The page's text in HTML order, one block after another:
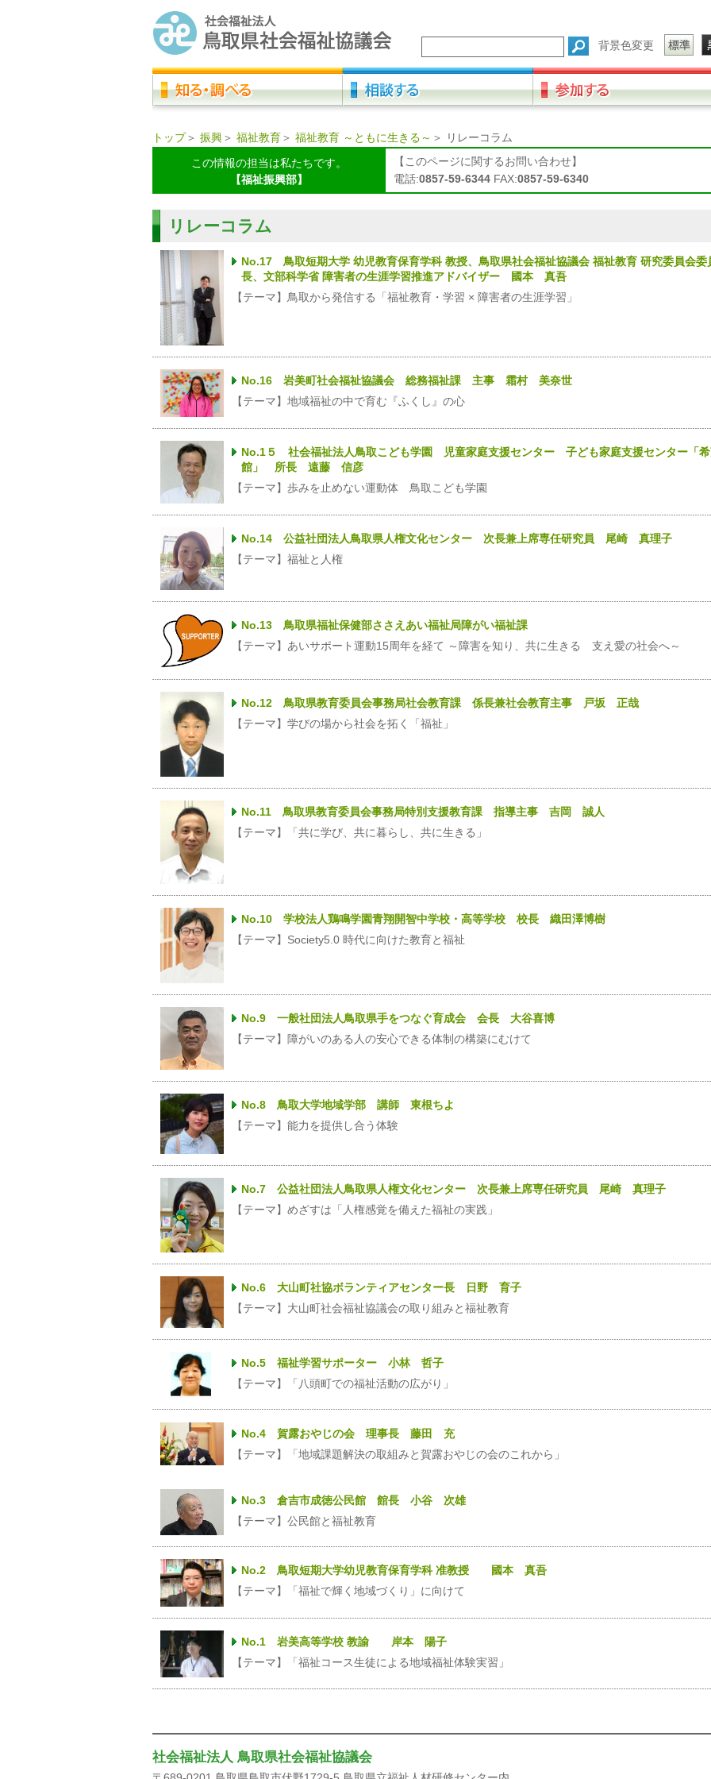
背景色変更
トップ＞ 振興＞ 福祉教育＞ 福祉教育 ～ともに生きる～ ＞
リレーコラム
この情報の担当は私たちです。
【福祉振興部】
【このページに関するお問い合わせ】
電話:0857-59-6344 FAX:0857-59-6340
リレーコラム
No.17 鳥取短期大学 幼児教育保育学科 教授、鳥取県社会福祉協議会 福祉教育 研究委員会委
長、文部科学省 障害者の生涯学習推進アドバイザー 國本 真吾
【テーマ】鳥取から発信する「福祉教育・学習 × 障害者の生涯学習」
No.16 岩美町社会福祉協議会 総務福祉課 主事 霜村 美奈世
【テーマ】地域福祉の中で育む『ふくし』の心
No.1５ 社会福祉法人鳥取こども学園 児童家庭支援センター 子ども家庭支援センター「
館」 所長 遠藤 信彦
【テーマ】歩みを止めない運動体 鳥取こども学園
No.14 公益社団法人鳥取県人権文化センター 次長兼上席専任研究員 尾崎 真理子
【テーマ】福祉と人権
No.13 鳥取県福祉保健部ささえあい福祉局障がい福祉課
【テーマ】あいサポート運動15周年を経て ～障害を知り、共に生きる 支え愛の社会へ～
No.12 鳥取県教育委員会事務局社会教育課 係長兼社会教育主事 戸坂 正哉
【テーマ】学びの場から社会を拓く「福祉」
No.11 鳥取県教育委員会事務局特別支援教育課 指導主事 吉岡 誠人
【テーマ】「共に学び、共に暮らし、共に生きる」
No.10 学校法人鶏鳴学園青翔開智中学校・高等学校 校長 織田澤博樹
【テーマ】Society5.0 時代に向けた教育と福祉
No.9 一般社団法人鳥取県手をつなぐ育成会 会長 大谷喜博
【テーマ】障がいのある人の安心できる体制の構築にむけて
No.8 鳥取大学地域学部 講師 東根ちよ
【テーマ】能力を提供し合う体験
No.7 公益社団法人鳥取県人権文化センター 次長兼上席専任研究員 尾崎 真理子
【テーマ】めざすは「人権感覚を備えた福祉の実践」
No.6 大山町社協ボランティアセンター長 日野 育子
【テーマ】大山町社会福祉協議会の取り組みと福祉教育
No.5 福祉学習サポーター 小林 哲子
【テーマ】「八頭町での福祉活動の広がり」
No.4 賀露おやじの会 理事長 藤田 充
【テーマ】「地域課題解決の取組みと賀露おやじの会のこれから」
No.3 倉吉市成徳公民館 館長 小谷 次雄
【テーマ】公民館と福祉教育
No.2 鳥取短期大学幼児教育保育学科 准教授 國本 真吾
【テーマ】「福祉で輝く地域づくり」に向けて
No.1 岩美高等学校 教諭 岸本 陽子
【テーマ】「福祉コース生徒による地域福祉体験実習」
社会福祉法人 鳥取県社会福祉協議会